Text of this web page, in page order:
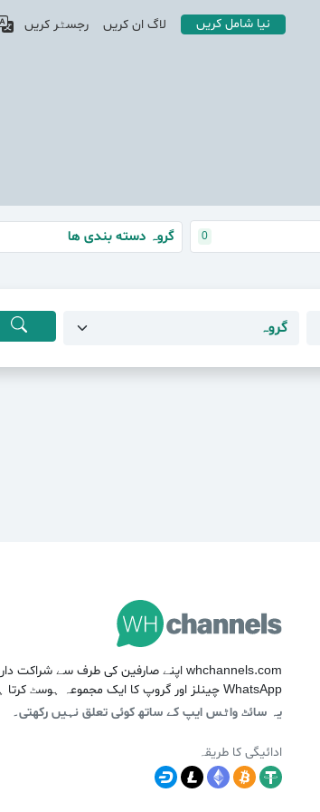
نیا شامل کریں لاگ ان کریں رجسٹر کریں
0 گروہ دسته بندی ها
whchannels.com اپنے صارفین کی طرف سے شراکت دار
WhatsApp چینلز اور گروپ کا ایک مجموعہ ہوسٹ کرتا ہے۔
یہ سائٹ واٹس ایپ کے ساتھ کوئی تعلق نہیں رکھتی۔
ادائیگی کا طریقہ